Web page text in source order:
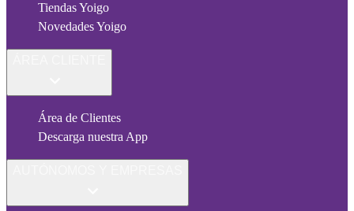
Tiendas Yoigo
Novedades Yoigo
Área de Clientes
Descarga nuestra App